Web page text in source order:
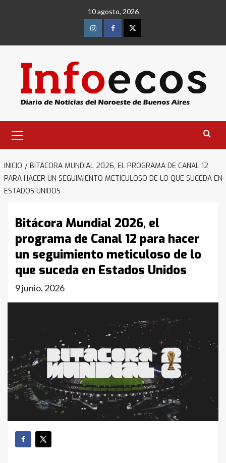
10 agosto, 2026
InstagramFacebookTwitter
primario
INICIO
BITÁCORA MUNDIAL 2026, EL PROGRAMA DE CANAL 12
PARA HACER UN SEGUIMIENTO METICULOSO DE LO QUE SUCEDA EN
ESTADOS UNIDOS
Bitácora Mundial 2026, el
programa de Canal 12 para hacer
un seguimiento meticuloso de lo
que suceda en Estados Unidos
9 junio, 2026